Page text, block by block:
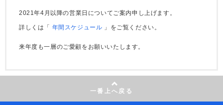
2021年4月以降の営業日についてご案内申し上げます。
詳しくは「 年間スケジュール 」をご覧ください。
来年度も一層のご愛顧をお願いいたします。
一番上へ戻る